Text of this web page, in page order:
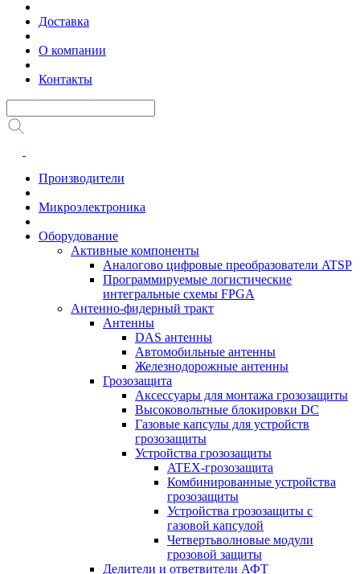
Доставка
О компании
Контакты
Производители
Микроэлектроника
Оборудование
Активные компоненты
Аналогово цифровые преобразователи ATSP
Программируемые логистические
интегральные схемы FPGA
Антенно-фидерный тракт
Антенны
DAS антенны
Автомобильные антенны
Железнодорожные антенны
Грозозащита
Аксессуары для монтажа грозозащиты
Высоковольтные блокировки DC
Газовые капсулы для устройств
грозозащиты
Устройства грозозащиты
ATEX-грозозащита
Комбинированные устройства
грозозащиты
Устройства грозозащиты с
газовой капсулой
Четвертьволновые модули
грозовой защиты
Делители и ответвители АФТ